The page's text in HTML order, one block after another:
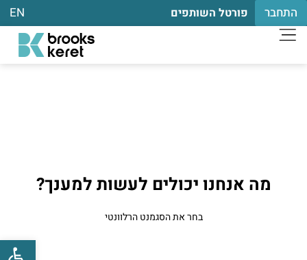
התחבר פורטל השותפים EN
מה אנחנו יכולים לעשות למענך?
בחר את הסגמנט הרלוונטי